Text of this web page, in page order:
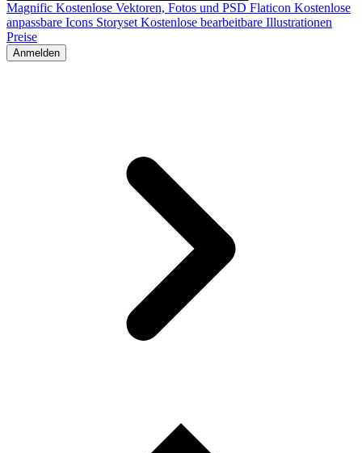
Magnific Kostenlose Vektoren, Fotos und PSD Flaticon Kostenlose
anpassbare Icons Storyset Kostenlose bearbeitbare Illustrationen
Preise
Anmelden